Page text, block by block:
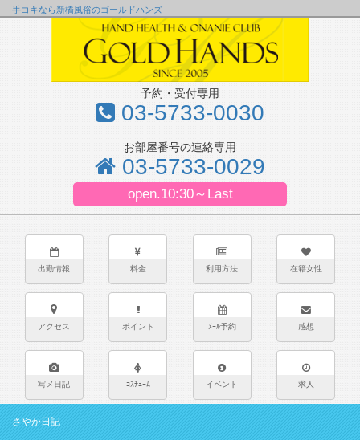
手コキなら新橋風俗のゴールドハンズ
予約・受付専用
03-5733-0030
お部屋番号の連絡専用
03-5733-0029
open.10:30～Last
出勤情報 料金 利用方法 在籍女性
アクセス ポイント ﾒｰﾙ予約 感想
写メ日記 ｺｽﾁｭｰﾑ イベント 求人
さやか日記